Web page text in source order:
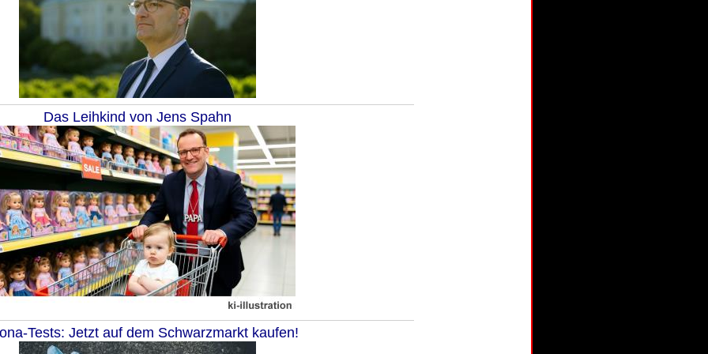
Das Leihkind von Jens Spahn
Tests: Jetzt auf dem Schwarzmarkt kaufen!